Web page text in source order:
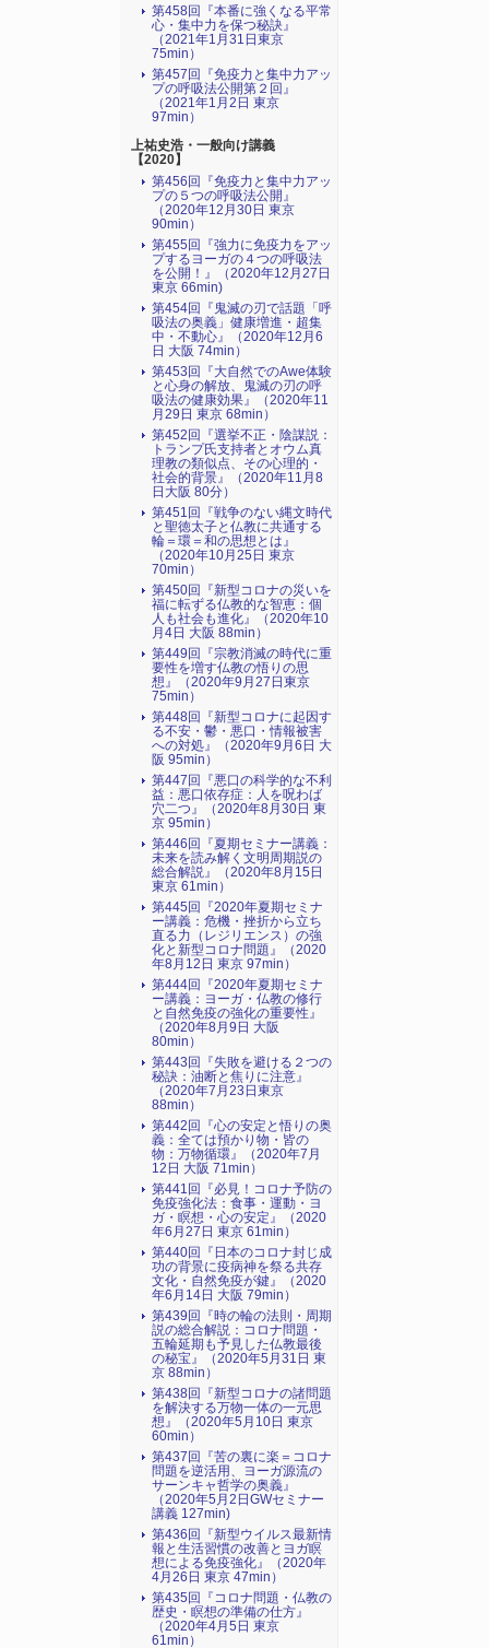
第458回『本番に強くなる平常
心・集中力を保つ秘訣』
（2021年1月31日東京
75min）
第457回『免疫力と集中力アッ
プの呼吸法公開第２回』
（2021年1月2日 東京
97min）
上祐史浩・一般向け講義
【2020】
第456回『免疫力と集中力アッ
プの５つの呼吸法公開』
（2020年12月30日 東京
90min）
第455回『強力に免疫力をアッ
プするヨーガの４つの呼吸法
を公開！』（2020年12月27日
東京 66min)
第454回『鬼滅の刃で話題「呼
吸法の奥義」健康増進・超集
中・不動心』（2020年12月6
日 大阪 74min）
第453回『大自然でのAwe体験
と心身の解放、鬼滅の刃の呼
吸法の健康効果』（2020年11
月29日 東京 68min）
第452回『選挙不正・陰謀説：
トランプ氏支持者とオウム真
理教の類似点、その心理的・
社会的背景』（2020年11月8
日大阪 80分）
第451回『戦争のない縄文時代
と聖徳太子と仏教に共通する
輪＝環＝和の思想とは』
（2020年10月25日 東京
70min）
第450回『新型コロナの災いを
福に転ずる仏教的な智恵：個
人も社会も進化』（2020年10
月4日 大阪 88min）
第449回『宗教消滅の時代に重
要性を増す仏教の悟りの思
想』（2020年9月27日東京
75min）
第448回『新型コロナに起因す
る不安・鬱・悪口・情報被害
への対処』（2020年9月6日 大
阪 95min）
第447回『悪口の科学的な不利
益：悪口依存症：人を呪わば
穴二つ』（2020年8月30日 東
京 95min）
第446回『夏期セミナー講義：
未来を読み解く文明周期説の
総合解説』（2020年8月15日
東京 61min）
第445回『2020年夏期セミナ
ー講義：危機・挫折から立ち
直る力（レジリエンス）の強
化と新型コロナ問題』（2020
年8月12日 東京 97min）
第444回『2020年夏期セミナ
ー講義：ヨーガ・仏教の修行
と自然免疫の強化の重要性』
（2020年8月9日 大阪
80min）
第443回『失敗を避ける２つの
秘訣：油断と焦りに注意』
（2020年7月23日東京
88min）
第442回『心の安定と悟りの奥
義：全ては預かり物・皆の
物：万物循環』（2020年7月
12日 大阪 71min）
第441回『必見！コロナ予防の
免疫強化法：食事・運動・ヨ
ガ・瞑想・心の安定』（2020
年6月27日 東京 61min）
第440回『日本のコロナ封じ成
功の背景に疫病神を祭る共存
文化・自然免疫が鍵』（2020
年6月14日 大阪 79min）
第439回『時の輪の法則・周期
説の総合解説：コロナ問題・
五輪延期も予見した仏教最後
の秘宝』（2020年5月31日 東
京 88min）
第438回『新型コロナの諸問題
を解決する万物一体の一元思
想』（2020年5月10日 東京
60min）
第437回『苦の裏に楽＝コロナ
問題を逆活用、ヨーガ源流の
サーンキャ哲学の奥義』
（2020年5月2日GWセミナー
講義 127min)
第436回『新型ウイルス最新情
報と生活習慣の改善とヨガ瞑
想による免疫強化』（2020年
4月26日 東京 47min）
第435回『コロナ問題・仏教の
歴史・瞑想の準備の仕方』
（2020年4月5日 東京
61min）